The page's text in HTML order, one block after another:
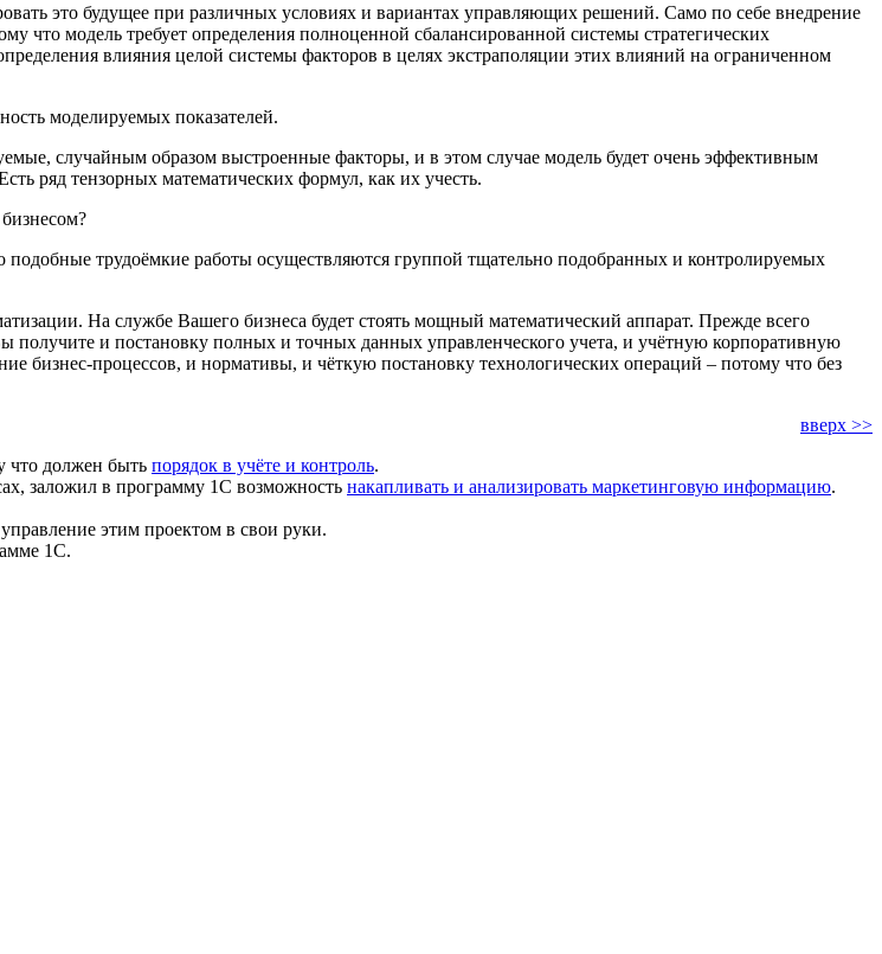
это будущее при различных условиях и вариантах управляющих решений. Само по себе внедрение
что модель требует определения полноценной сбалансированной системы стратегических
влияния целой системы факторов в целях экстраполяции этих влияний на ограниченном
моделируемых показателей.
случайным образом выстроенные факторы, и в этом случае модель будет очень эффективным
ряд тензорных математических формул, как их учесть.
трудоёмкие работы осуществляются группой тщательно подобранных и контролируемых
На службе Вашего бизнеса будет стоять мощный математический аппарат. Прежде всего
получите и постановку полных и точных данных управленческого учета, и учётную корпоративную
бизнес-процессов, и нормативы, и чёткую постановку технологических операций – потому что без
вверх >>
что должен быть порядок в учёте и контроль.
заложил в программу 1С возможность накапливать и анализировать маркетинговую информацию.
этим проектом в свои руки.
1С.